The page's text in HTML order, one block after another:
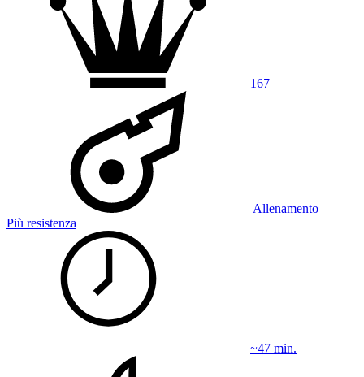
167
Allenamento
Più resistenza
~47 min.